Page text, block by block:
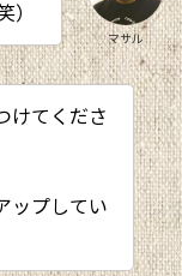
マサル
）
けてくださ
ップしてい